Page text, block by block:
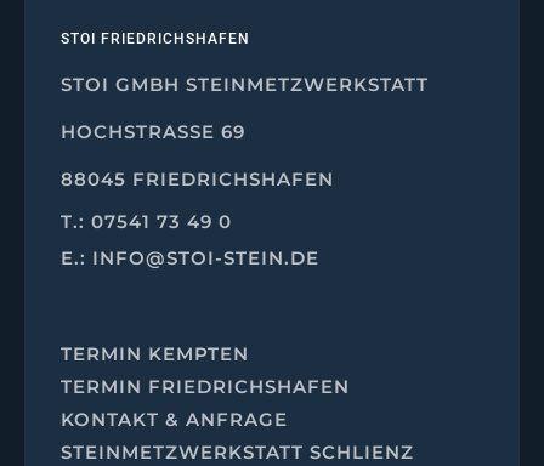
STOI FRIEDRICHSHAFEN
STOI GMBH STEINMETZWERKSTATT
HOCHSTRASSE 69
88045 FRIEDRICHSHAFEN
T.: 07541 73 49 0
E.: INFO@STOI-STEIN.DE
TERMIN KEMPTEN
TERMIN FRIEDRICHSHAFEN
KONTAKT & ANFRAGE
STEINMETZWERKSTATT SCHLIENZ